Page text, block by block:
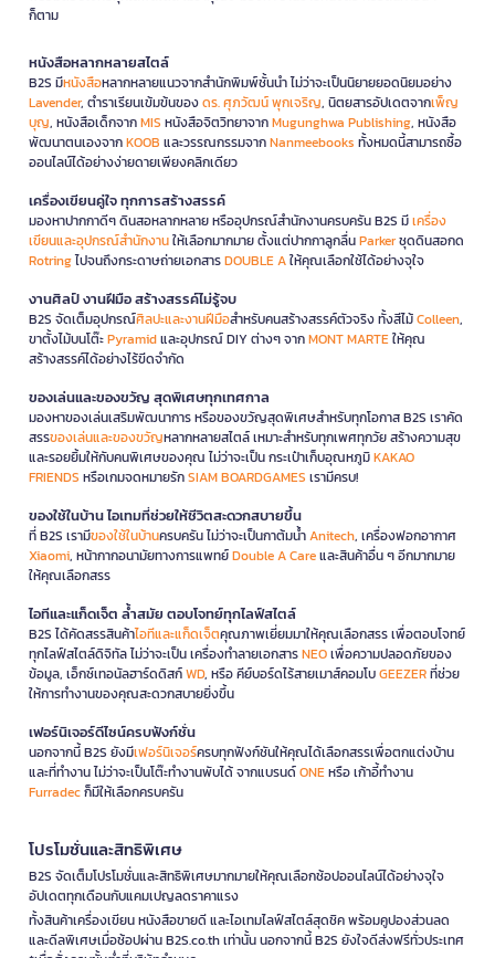
ก็ตาม
หนังสือหลากหลายสไตล์
B2S มีหนังสือหลากหลายแนวจากสำนักพิมพ์ชั้นนำ ไม่ว่าจะเป็นนิยายยอดนิยมอย่าง
Lavender, ตำราเรียนเข้มข้นของดร. ศุภวัฒน์ พุกเจริญ, นิตยสารอัปเดตจากเพ็ญ
บุญ, หนังสือเด็กจากMIS หนังสือจิตวิทยาจากMugunghwa Publishing, หนังสือ
พัฒนาตนเองจากKOOB และวรรณกรรมจากNanmeebooks ทั้งหมดนี้สามารถซื้อ
ออนไลน์ได้อย่างง่ายดายเพียงคลิกเดียว
เครื่องเขียนคู่ใจ ทุกการสร้างสรรค์
มองหาปากกาดีๆ ดินสอหลากหลาย หรืออุปกรณ์สำนักงานครบครัน B2S มีเครื่อง
เขียนและอุปกรณ์สำนักงานให้เลือกมากมาย ตั้งแต่ปากกาลูกลื่นParkerชุดดินสอกด
Rotringไปจนถึงกระดาษถ่ายเอกสารDOUBLE Aให้คุณเลือกใช้ได้อย่างจุใจ
งานศิลป์ งานฝีมือ สร้างสรรค์ไม่รู้จบ
B2S จัดเต็มอุปกรณ์ศิลปะและงานฝีมือสำหรับคนสร้างสรรค์ตัวจริง ทั้งสีไม้Colleen,
ขาตั้งไม้บนโต๊ะPyramidและอุปกรณ์ DIY ต่างๆ จากMONT MARTEให้คุณ
สร้างสรรค์ได้อย่างไร้ขีดจำกัด
ของเล่นและของขวัญ สุดพิเศษทุกเทศกาล
มองหาของเล่นเสริมพัฒนาการ หรือของขวัญสุดพิเศษสำหรับทุกโอกาส B2S เราคัด
สรรของเล่นและของขวัญหลากหลายสไตล์ เหมาะสำหรับทุกเพศทุกวัย สร้างความสุข
และรอยยิ้มให้กับคนพิเศษของคุณ ไม่ว่าจะเป็น กระเป๋าเก็บอุณหภูมิKAKAO
FRIENDS หรือเกมจดหมายรักSIAM BOARDGAMES เรามีครบ!
ของใช้ในบ้าน ไอเทมที่ช่วยให้ชีวิตสะดวกสบายขึ้น
ที่ B2S เรามีของใช้ในบ้านครบครัน ไม่ว่าจะเป็นกาต้มน้ำAnitech, เครื่องฟอกอากาศ
Xiaomi, หน้ากากอนามัยทางการแพทย์Double A Careและสินค้าอื่น ๆ อีกมากมาย
ให้คุณเลือกสรร
ไอทีและแก็ดเจ็ต ล้ำสมัย ตอบโจทย์ทุกไลฟ์สไตล์
B2S ได้คัดสรรสินค้าไอทีและแก็ดเจ็ตคุณภาพเยี่ยมมาให้คุณเลือกสรร เพื่อตอบโจทย์
ทุกไลฟ์สไตล์ดิจิทัล ไม่ว่าจะเป็น เครื่องทำลายเอกสารNEOเพื่อความปลอดภัยของ
ข้อมูล, เอ็กซ์เทอนัลฮาร์ดดิสก์WD, หรือ คีย์บอร์ดไร้สายเมาส์คอมโบGEEZERที่ช่วย
ให้การทำงานของคุณสะดวกสบายยิ่งขึ้น
เฟอร์นิเจอร์ดีไซน์ครบฟังก์ชั่น
นอกจากนี้ B2S ยังมีเฟอร์นิเจอร์ครบทุกฟังก์ชันให้คุณได้เลือกสรรเพื่อตกแต่งบ้าน
และที่ทำงาน ไม่ว่าจะเป็นโต๊ะทำงานพับได้ จากแบรนด์ONEหรือ เก้าอี้ทำงาน
Furradecก็มีให้เลือกครบครัน
โปรโมชั่นและสิทธิพิเศษ
B2S จัดเต็มโปรโมชั่นและสิทธิพิเศษมากมายให้คุณเลือกช้อปออนไลน์ได้อย่างจุใจ
อัปเดตทุกเดือนกับแคมเปญลดราคาแรง
ทั้งสินค้าเครื่องเขียน หนังสือขายดี และไอเทมไลฟ์สไตล์สุดชิค พร้อมคูปองส่วนลด
และดีลพิเศษเมื่อช้อปผ่าน B2S.co.th เท่านั้น นอกจากนี้ B2S ยังใจดีส่งฟรีทั่วประเทศ